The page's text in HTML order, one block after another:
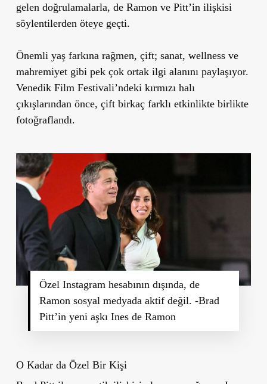
gelen doğrulamalarla, de Ramon ve Pitt’in ilişkisi
söylentilerden öteye geçti.
Önemli yaş farkına rağmen, çift; sanat, wellness ve
mahremiyet gibi pek çok ortak ilgi alanını paylaşıyor.
Venedik Film Festivali’ndeki kırmızı halı
çıkışlarından önce, çift birkaç farklı etkinlikte birlikte
fotoğraflandı.
Özel Instagram hesabının dışında, de
Ramon sosyal medyada aktif değil. -Brad
Pitt’in yeni aşkı Ines de Ramon
O Kadar da Özel Bir Kişi